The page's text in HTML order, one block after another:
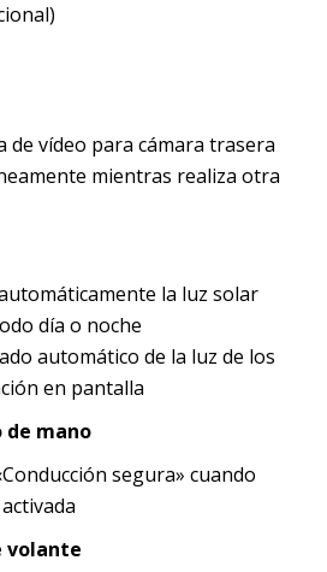
de vídeo para cámara trasera
mientras realiza otra
la luz solar
día o noche
automático de la luz de los
en pantalla
de mano
segura» cuando
volante